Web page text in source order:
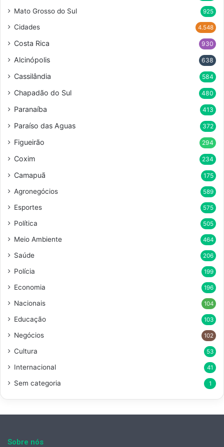
Mato Grosso do Sul 925
Cidades 4.548
Costa Rica 930
Alcinópolis 638
Cassilândia 584
Chapadão do Sul 480
Paranaíba 413
Paraíso das Aguas 372
Figueirão 294
Coxim 234
Camapuã 175
Agronegócios 589
Esportes 575
Política 505
Meio Ambiente 464
Saúde 206
Polícia 199
Economia 196
Nacionais 104
Educação 103
Negócios 102
Cultura 53
Internacional 41
Sem categoria 1
Sobre nós